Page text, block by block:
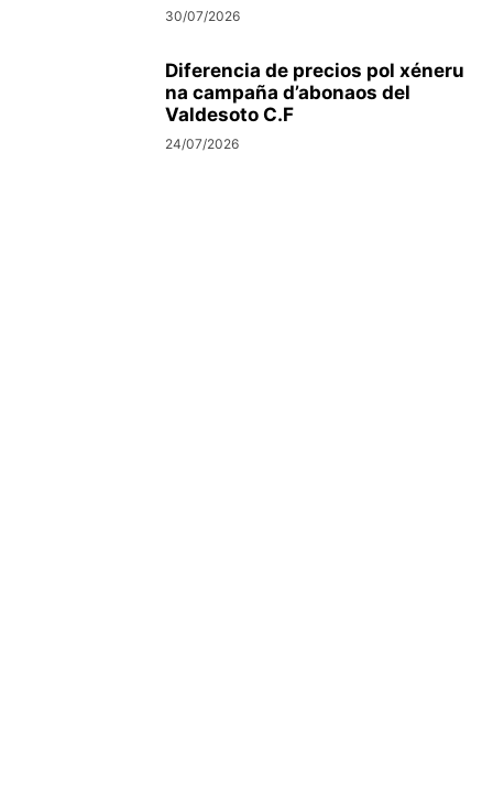
30/07/2026
Diferencia de precios pol xéneru
na campaña d’abonaos del
Valdesoto C.F
24/07/2026